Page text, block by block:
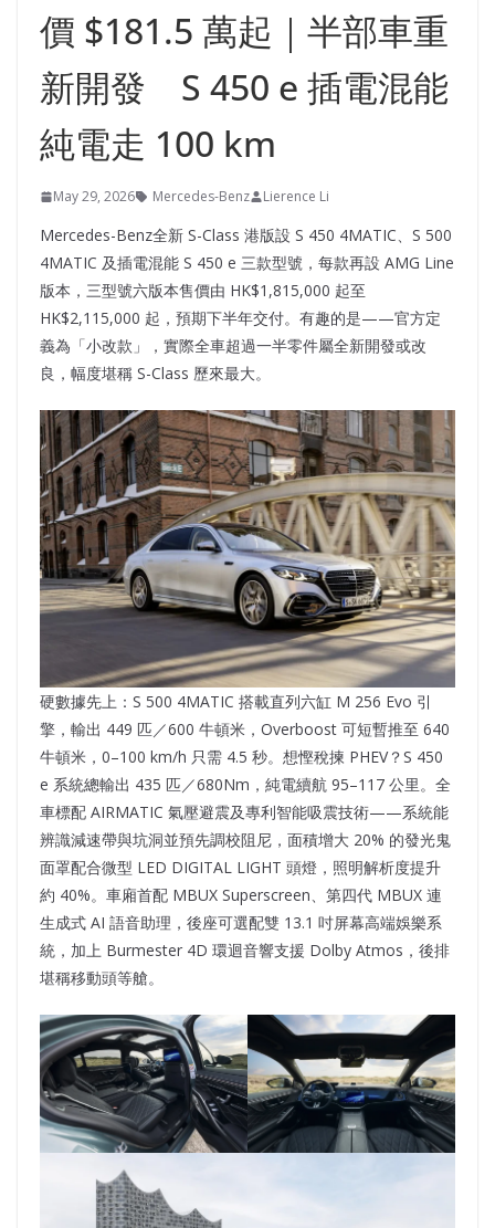
價 $181.5 萬起｜半部車重
新開發 S 450 e 插電混能
純電走 100 km
May 29, 2026 Mercedes-Benz Lierence Li
Mercedes-Benz全新 S-Class 港版設 S 450 4MATIC、S 500
4MATIC 及插電混能 S 450 e 三款型號，每款再設 AMG Line
版本，三型號六版本售價由 HK$1,815,000 起至
HK$2,115,000 起，預期下半年交付。有趣的是——官方定
義為「小改款」，實際全車超過一半零件屬全新開發或改
良，幅度堪稱 S-Class 歷來最大。
硬數據先上：S 500 4MATIC 搭載直列六缸 M 256 Evo 引
擎，輸出 449 匹／600 牛頓米，Overboost 可短暫推至 640
牛頓米，0–100 km/h 只需 4.5 秒。想慳稅揀 PHEV？S 450
e 系統總輸出 435 匹／680Nm，純電續航 95–117 公里。全
車標配 AIRMATIC 氣壓避震及專利智能吸震技術——系統能
辨識減速帶與坑洞並預先調校阻尼，面積增大 20% 的發光鬼
面罩配合微型 LED DIGITAL LIGHT 頭燈，照明解析度提升
約 40%。車廂首配 MBUX Superscreen、第四代 MBUX 連
生成式 AI 語音助理，後座可選配雙 13.1 吋屏幕高端娛樂系
統，加上 Burmester 4D 環迴音響支援 Dolby Atmos，後排
堪稱移動頭等艙。